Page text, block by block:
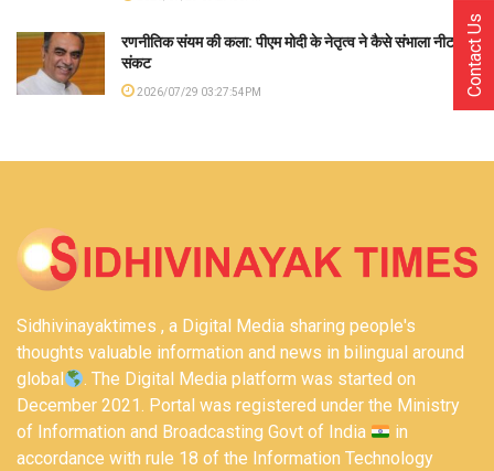
रणनीतिक संयम की कला: पीएम मोदी के नेतृत्व ने कैसे संभाला नीट
संकट
2026/07/29 03:27:54PM
Sidhivinayaktimes , a Digital Media sharing people's
thoughts valuable information and news in bilingual around
global
. The Digital Media platform was started on
December 2021. Portal was registered under the Ministry
of Information and Broadcasting Govt of India
in
accordance with rule 18 of the Information Technology
Contact Us